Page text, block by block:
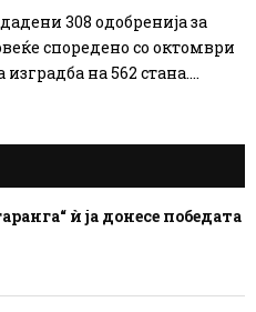
308 одобренија за
споредено со октомври
на 562 стана....
ѝ ја донесе победата